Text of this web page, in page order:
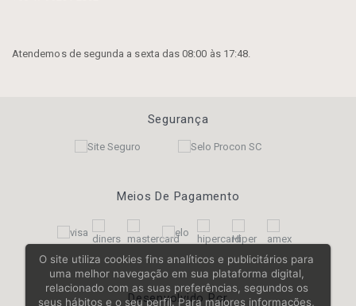
Atendemos de segunda a sexta das 08:00 às 17:48.
Segurança
Meios De Pagamento
Desenvolvido Por
O site utiliza cookies fins analíticos e publicitários para
uma melhor navegação em sua plataforma digital,
relacionado com as suas preferências, segundos os
seus hábitos e o seu perfil. Para maiores informações,